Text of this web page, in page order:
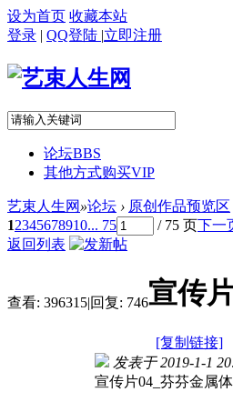
设为首页 收藏本站
登录 | QQ登陆 |立即注册
论坛BBS
其他方式购买VIP
艺束人生网 »论坛 › 原创作品预览区
12345678910... 75 / 75 页下一
返回列表
查看: 396315|回复: 746宣传
[复制链接]
发表于 2019-1-1
宣传片04_芬芬金属